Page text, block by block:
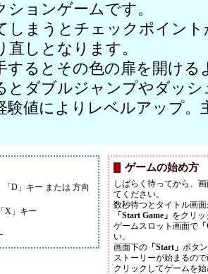
ションゲームです。
しまうとチェックポイン
直しとなります。
するとその色の扉を開け
とダブルジャンプやダッ
験値によりレベルアップ。
D」キー または 方向
X」キー
ゲームの始め方
しばらく待ってから、
てください。
数秒待つとタイトル画
「Start Game」 をクリ
ゲームスロット画面で
い。
画面下の 「Start」 ボタ
ストーリーが始まるの
クリックしてゲームを